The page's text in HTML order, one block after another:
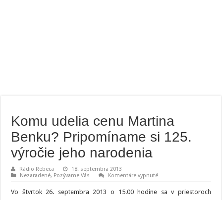
Komu udelia cenu Martina
Benku? Pripomíname si 125.
výročie jeho narodenia
Rádio Rebeca
18. septembra 2013
Nezaradené, Pozývame Vás Komentáre vypnuténa
cenu
Vo štvrtok 26. septembra 2013 o 15.00 hodine sa v priestoroch